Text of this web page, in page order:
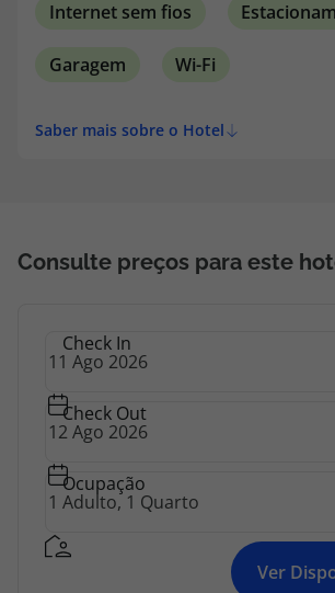
Internet sem fios
Garagem Wi-Fi
Saber mais sobre o Hotel
Consulte preços para este
Check In
Check Out
Ocupação
Ver